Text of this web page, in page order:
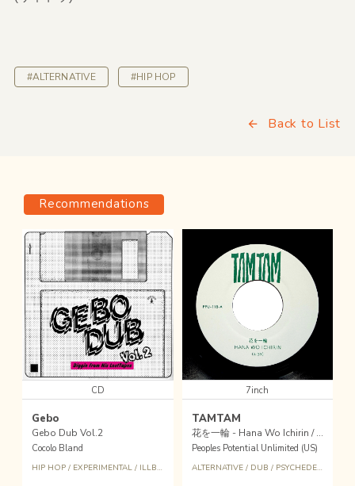
#ALTERNATIVE #HIP HOP
Back to List
Recommendations
CD
Gebo
Gebo Dub Vol​.​2
Cocolo Bland
HIP HOP/ EXPERIMENTAL/ ILLBIENT
7inch
TAMTAM
花を一輪 - Hana Wo Ichirin / Magic Hour Dub
Peoples Potential Unlimited (US)
ALTERNATIVE/ DUB / PSYCHEDELIC